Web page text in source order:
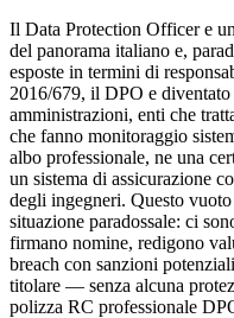
Il Data Protection Officer e
del panorama italiano e,
esposte in termini di
2016/679, il DPO e
amministrazioni, enti che
che fanno monitoraggio
albo professionale, ne una
un sistema di assicurazione
degli ingegneri. Questo
situazione paradossale: ci
firmano nomine, redigono
breach con sanzioni
titolare — senza alcuna
polizza RC professionale